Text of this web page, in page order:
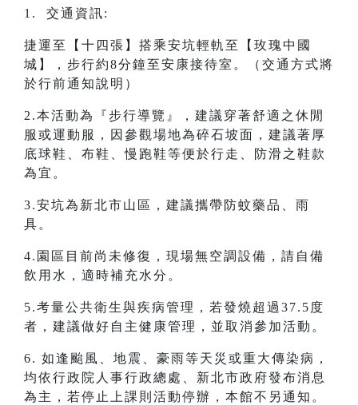
1. 交通資訊:
捷運至【十四張】搭乘安坑輕軌至【玫瑰中國
城】，步行約8分鐘至安康接待室。（交通方式將
於行前通知說明）
2.本活動為『步行導覽』，建議穿著舒適之休閒
服或運動服，因參觀場地為碎石坡面，建議著厚
底球鞋、布鞋、慢跑鞋等便於行走、防滑之鞋款
為宜。
3.安坑為新北市山區，建議攜帶防蚊藥品、雨
具。
4.園區目前尚未修復，現場無空調設備，請自備
飲用水，適時補充水分。
5.考量公共衛生與疾病管理，若發燒超過37.5度
者，建議做好自主健康管理，並取消參加活動。
6. 如逢颱風、地震、豪雨等天災或重大傳染病，
均依行政院人事行政總處、新北市政府發布消息
為主，若停止上課則活動停辦，本館不另通知。